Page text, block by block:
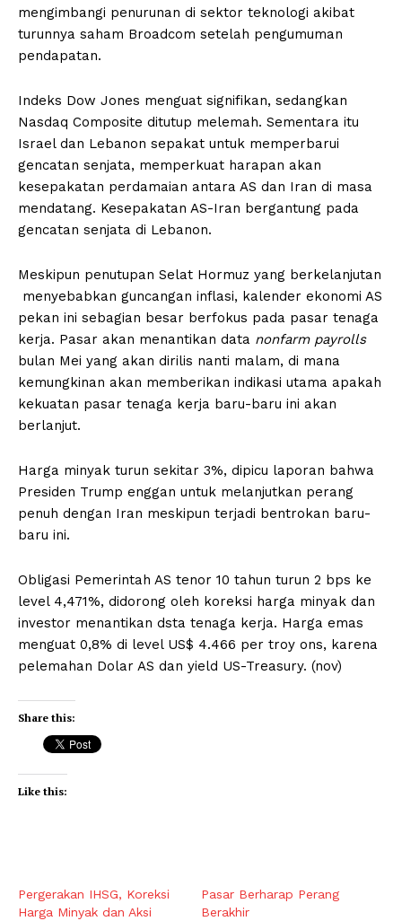
mengimbangi penurunan di sektor teknologi akibat
turunnya saham Broadcom setelah pengumuman
pendapatan.
Indeks Dow Jones menguat signifikan, sedangkan
Nasdaq Composite ditutup melemah. Sementara itu
Israel dan Lebanon sepakat untuk memperbarui
gencatan senjata, memperkuat harapan akan
kesepakatan perdamaian antara AS dan Iran di masa
mendatang. Kesepakatan AS-Iran bergantung pada
gencatan senjata di Lebanon.
Meskipun penutupan Selat Hormuz yang berkelanjutan
menyebabkan guncangan inflasi, kalender ekonomi AS
pekan ini sebagian besar berfokus pada pasar tenaga
kerja. Pasar akan menantikan data nonfarm payrolls
bulan Mei yang akan dirilis nanti malam, di mana
kemungkinan akan memberikan indikasi utama apakah
kekuatan pasar tenaga kerja baru-baru ini akan
berlanjut.
Harga minyak turun sekitar 3%, dipicu laporan bahwa
Presiden Trump enggan untuk melanjutkan perang
penuh dengan Iran meskipun terjadi bentrokan baru-
baru ini.
Obligasi Pemerintah AS tenor 10 tahun turun 2 bps ke
level 4,471%, didorong oleh koreksi harga minyak dan
investor menantikan dsta tenaga kerja. Harga emas
menguat 0,8% di level US$ 4.466 per troy ons, karena
pelemahan Dolar AS dan yield US-Treasury. (nov)
Share this:
Like this:
Pergerakan IHSG, Koreksi
Harga Minyak dan Aksi
Pasar Berharap Perang
Berakhir